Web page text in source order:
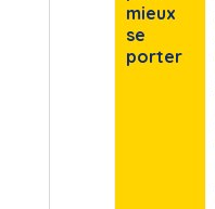
mieux
se
porter